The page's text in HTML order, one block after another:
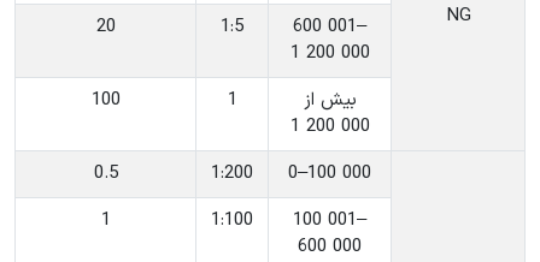
‎NG
‎600 001–
1 200 000
‎1:5
20
‎بیش از
1 200 000
‎1
100
‎0–100 000
‎1:200
0.5
‎100 001–
600 000
‎1:100
1